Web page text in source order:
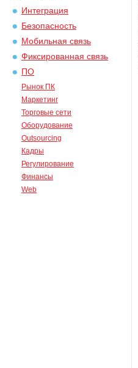
Интеграция
Безопасность
Мобильная связь
Фиксированная связь
ПО
Рынок ПК
Маркетинг
Торговые сети
Оборудование
Outsourcing
Кадры
Регулирование
Финансы
Web